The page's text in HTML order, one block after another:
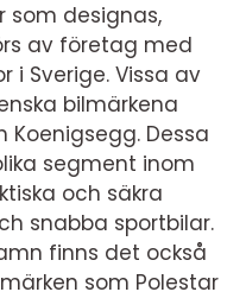
som designas,
av företag med
i Sverige. Vissa av
bilmärkena
Koenigsegg. Dessa
segment inom
och säkra
snabba sportbilar.
finns det också
som Polestar